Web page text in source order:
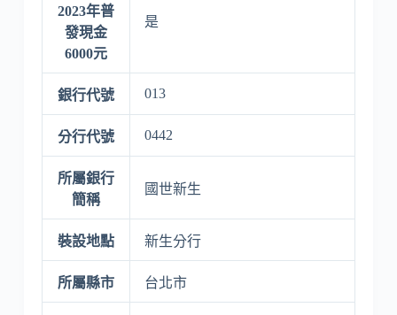
2023年普
發現金
6000元
是
銀行代號 013
分行代號 0442
所屬銀行
簡稱
國世新生
裝設地點 新生分行
所屬縣市 台北市